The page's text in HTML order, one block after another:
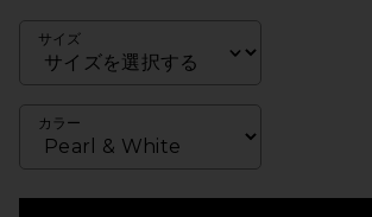
サイズ
カラー